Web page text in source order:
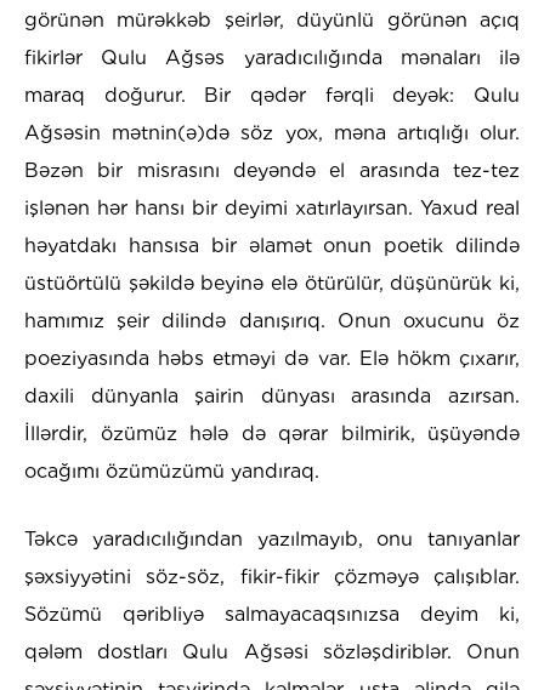
görünən mürəkkəb şeirlər, düyünlü görünən açıq
fikirlər Qulu Ağsəs yaradıcılığında mənaları ilə
maraq doğurur. Bir qədər fərqli deyək: Qulu
Ağsəsin mətnin(ə)də söz yox, məna artıqlığı olur.
Bəzən bir misrasını deyəndə el arasında tez-tez
işlənən hər hansı bir deyimi xatırlayırsan. Yaxud real
həyatdakı hansısa bir əlamət onun poetik dilində
üstüörtülü şəkildə beyinə elə ötürülür, düşünürük ki,
hamımız şeir dilində danışırıq. Onun oxucunu öz
poeziyasında həbs etməyi də var. Elə hökm çıxarır,
daxili dünyanla şairin dünyası arasında azırsan.
İllərdir, özümüz hələ də qərar bilmirik, üşüyəndə
ocağımı özümüzümü yandıraq.
Təkcə yaradıcılığından yazılmayıb, onu tanıyanlar
şəxsiyyətini söz-söz, fikir-fikir çözməyə çalışıblar.
Sözümü qəribliyə salmayacaqsınızsa deyim ki,
qələm dostları Qulu Ağsəsi sözləşdiriblər. Onun